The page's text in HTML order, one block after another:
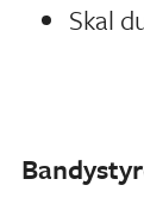
Skal